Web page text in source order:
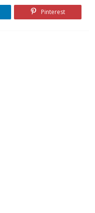
Pinterest